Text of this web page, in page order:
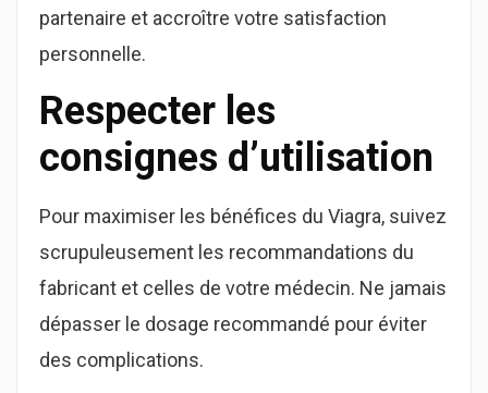
partenaire et accroître votre satisfaction
personnelle.
Respecter les
consignes d’utilisation
Pour maximiser les bénéfices du Viagra, suivez
scrupuleusement les recommandations du
fabricant et celles de votre médecin. Ne jamais
dépasser le dosage recommandé pour éviter
des complications.